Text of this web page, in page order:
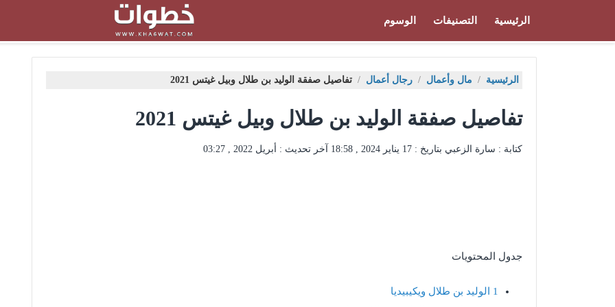
الرئيسية التصنيفات الوسوم
الرئيسية / مال وأعمال / رجال أعمال / تفاصيل صفقة الوليد بن طلال وبيل غيتس 2021
تفاصيل صفقة الوليد بن طلال وبيل غيتس 2021
كتابة : سارة الزعبي بتاريخ : 17 يناير 2024 , 18:58 آخر تحديث : أبريل 2022 , 03:27
جدول المحتويات
1 الوليد بن طلال ويكيبيديا